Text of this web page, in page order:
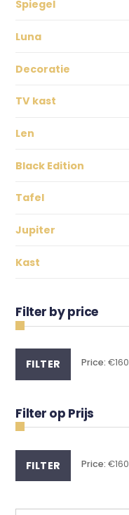
Spiegel
Luna
Decoratie
TV kast
Len
Black Edition
Tafel
Jupiter
Kast
Filter by price
FILTER Price:€160
Filter op Prijs
FILTER Price:€160